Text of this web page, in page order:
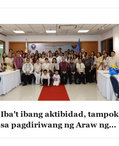
Iba't ibang aktibidad, tampok
sa pagdiriwang ng Araw ng